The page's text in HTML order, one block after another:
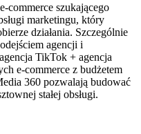
commerce szukającego
marketingu, który
działania. Szczególnie
agencji i
TikTok + agencja
e-commerce z budżetem
360 pozwalają budować
stałej obsługi.